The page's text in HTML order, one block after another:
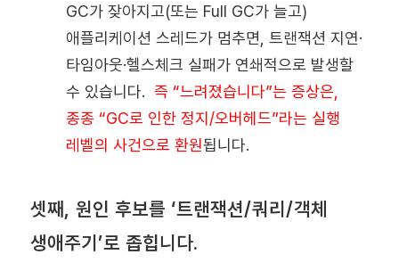
GC가 잦아지고(또는 Full GC가 늘고)
애플리케이션 스레드가 멈추면, 트랜잭션 지연·
타임아웃·헬스체크 실패가 연쇄적으로 발생할
수 있습니다. 즉 “느려졌습니다”는 증상은,
종종 “GC로 인한 정지/오버헤드”라는 실행
레벨의 사건으로 환원됩니다.
셋째, 원인 후보를 ‘트랜잭션/쿼리/객체
생애주기’로 좁힙니다.